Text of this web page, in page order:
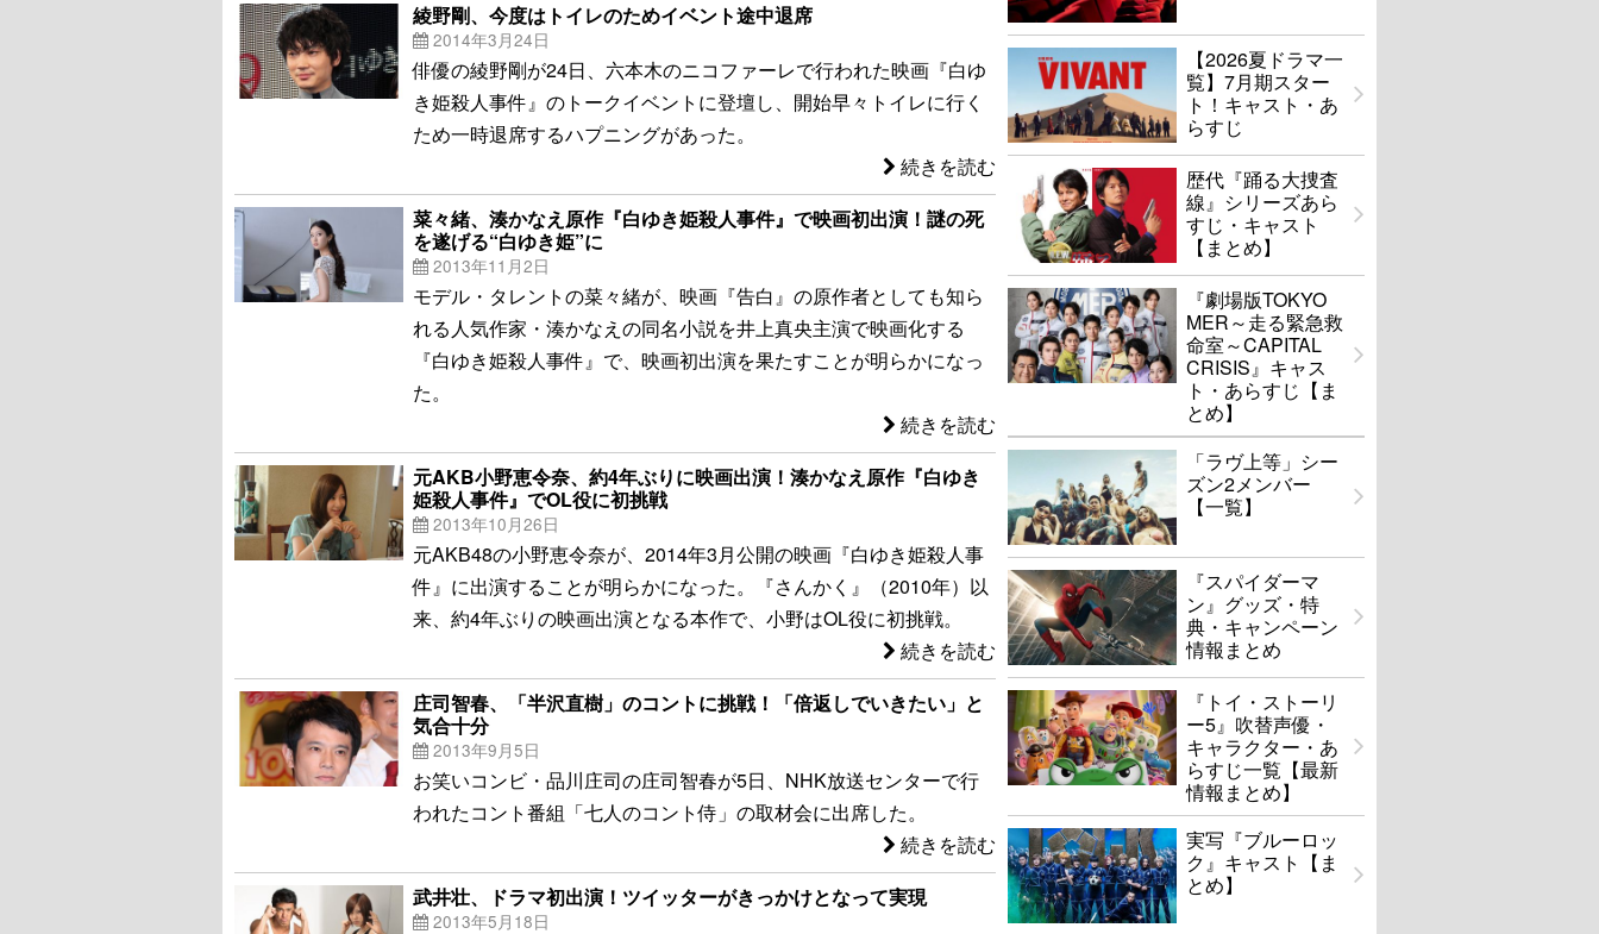
綾野剛、今度はトイレのためイベント途中退席
2014年3月24日
俳優の綾野剛が24日、六本木のニコファーレで行われた映画『白ゆ
き姫殺人事件』のトークイベントに登壇し、開始早々トイレに行く
ため一時退席するハプニングがあった。
続きを読む
菜々緒、湊かなえ原作『白ゆき姫殺人事件』で映画初出演！謎の死
を遂げる“白ゆき姫”に
2013年11月2日
モデル・タレントの菜々緒が、映画『告白』の原作者としても知ら
れる人気作家・湊かなえの同名小説を井上真央主演で映画化する
『白ゆき姫殺人事件』で、映画初出演を果たすことが明らかになっ
た。
続きを読む
元AKB小野恵令奈、約4年ぶりに映画出演！湊かなえ原作『白ゆき
姫殺人事件』でOL役に初挑戦
2013年10月26日
元AKB48の小野恵令奈が、2014年3月公開の映画『白ゆき姫殺人事
件』に出演することが明らかになった。『さんかく』（2010年）以
来、約4年ぶりの映画出演となる本作で、小野はOL役に初挑戦。
続きを読む
庄司智春、「半沢直樹」のコントに挑戦！「倍返しでいきたい」と
気合十分
2013年9月5日
お笑いコンビ・品川庄司の庄司智春が5日、NHK放送センターで行
われたコント番組「七人のコント侍」の取材会に出席した。
続きを読む
武井壮、ドラマ初出演！ツイッターがきっかけとなって実現
2013年5月18日
【2026夏ドラマ一
覧】7月期スター
ト！キャスト・あ
らすじ
歴代『踊る大捜査
線』シリーズあら
すじ・キャスト
【まとめ】
『劇場版TOKYO
MER～走る緊急救
命室～CAPITAL
CRISIS』キャス
ト・あらすじ【ま
とめ】
「ラヴ上等」シー
ズン2メンバー
【一覧】
『スパイダーマ
ン』グッズ・特
典・キャンペーン
情報まとめ
『トイ・ストーリ
ー5』吹替声優・
キャラクター・あ
らすじ一覧【最新
情報まとめ】
実写『ブルーロッ
ク』キャスト【ま
とめ】